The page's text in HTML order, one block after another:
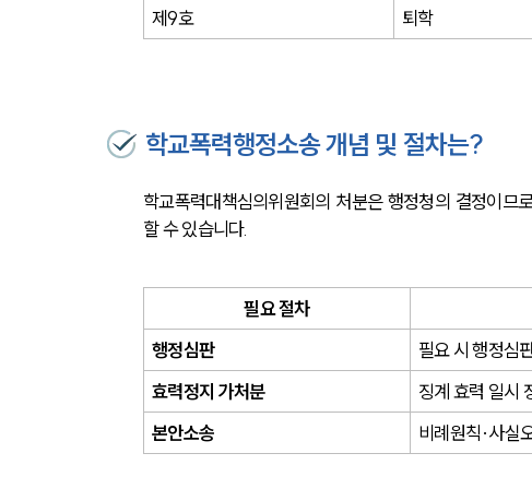
제9호 퇴학
학교폭력행정소송 개념 및 절차는?
학교폭력대책심의위원회의 처분은 행정청의 결정이므
할 수 있습니다.
필요 절차
행정심판
필요 시 행정심
효력정지 가처분
징계 효력 일시
본안소송
비례원칙·사실